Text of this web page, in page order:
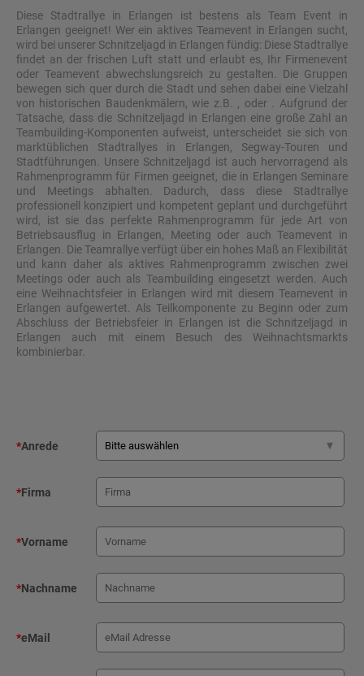
Diese Stadtrallye in Erlangen ist bestens als Team Event in
Erlangen geeignet! Wer ein aktives Teamevent in Erlangen sucht,
wird bei unserer Schnitzeljagd in Erlangen fündig: Diese Stadtrallye
findet an der frischen Luft statt und erlaubt es, Ihr Firmenevent
oder Teamevent abwechslungsreich zu gestalten. Die Gruppen
bewegen sich quer durch die Stadt und sehen dabei eine Vielzahl
von historischen Baudenkmälern, wie z.B. , oder . Aufgrund der
Tatsache, dass die Schnitzeljagd in Erlangen eine große Zahl an
Teambuilding-Komponenten aufweist, unterscheidet sie sich von
marktüblichen Stadtrallyes in Erlangen, Segway-Touren und
Stadtführungen. Unsere Schnitzeljagd ist auch hervorragend als
Rahmenprogramm für Firmen geeignet, die in Erlangen Seminare
und Meetings abhalten. Dadurch, dass diese Stadtrallye
professionell konzipiert und kompetent geplant und durchgeführt
wird, ist sie das perfekte Rahmenprogramm für jede Art von
Betriebsausflug in Erlangen, Meeting oder auch Teamevent in
Erlangen. Die Teamrallye verfügt über ein hohes Maß an Flexibilität
und kann daher als aktives Rahmenprogramm zwischen zwei
Meetings oder auch als Teambuilding eingesetzt werden. Auch
eine Weihnachtsfeier in Erlangen wird mit diesem Teamevent in
Erlangen aufgewertet. Als Teilkomponente zu Beginn oder zum
Abschluss der Betriebsfeier in Erlangen ist die Schnitzeljagd in
Erlangen auch mit einem Besuch des Weihnachtsmarkts
kombinierbar.
*Anrede
*Firma
*Vorname
*Nachname
*eMail